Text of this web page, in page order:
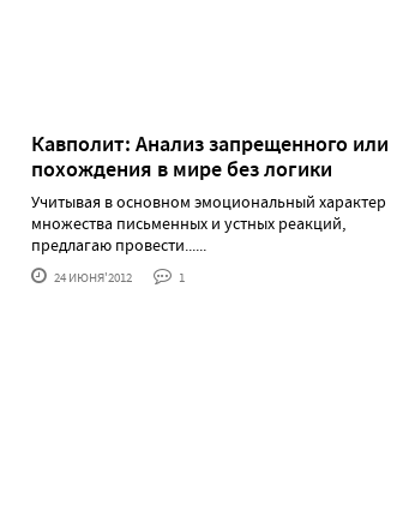
Кавполит: Анализ запрещенного или
похождения в мире без логики
Учитывая в основном эмоциональный характер
множества письменных и устных реакций,
предлагаю провести......
24 ИЮНЯ'2012 1